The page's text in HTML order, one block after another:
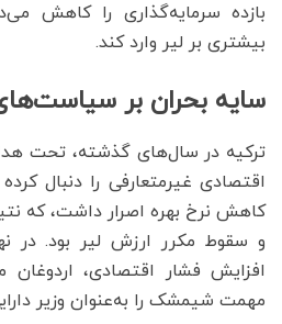
بازده سرمایه‌گذاری را کاهش
بیشتری بر لیر وارد کند.
سایه بحران بر
ترکیه در سال‌های گذشته، تحت
کاهش نرخ بهره اصرار داشت، که
و سقوط مکرر ارزش لیر بود. در
افزایش فشار اقتصادی،
مهمت شیمشک را به‌عنوان وزیر